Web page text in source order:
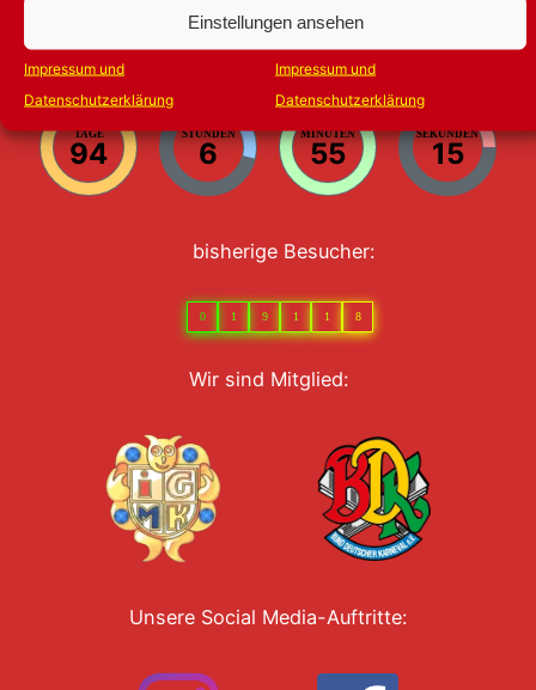
Einstellungen ansehen
Impressum und
Datenschutzerklärung
Impressum und
Datenschutzerklärung
Countdown bis zur Eröffung der Saison:
TAGE
94
STUNDEN
6
MINUTEN
55
SEKUNDEN
14
bisherige Besucher:
0 1 9 1 1 8
Wir sind Mitglied:
Unsere Social Media-Auftritte: